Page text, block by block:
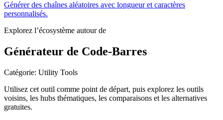
Générer des chaînes aléatoires avec longueur et caractères
personnalisés.
Explorez l’écosystème autour de
Générateur de Code-Barres
Catégorie: Utility Tools
Utilisez cet outil comme point de départ, puis explorez les outils
voisins, les hubs thématiques, les comparaisons et les alternatives
gratuites.